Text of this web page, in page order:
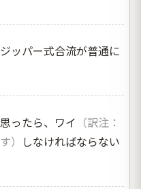
ッパー式合流が普通に
ったら、ワイ （訳注：
） しなければならない